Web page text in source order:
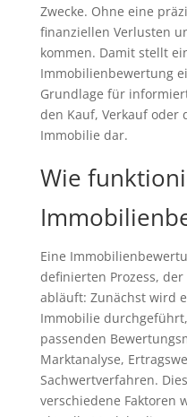
Zwecke. Ohne eine
finanziellen Verlusten
kommen. Damit stellt
Immobilienbewertung
Grundlage für
den Kauf, Verkauf oder
Immobilie dar.
Wie
Eine
definierten Prozess,
abläuft: Zunächst wird
Immobilie
passenden
Marktanalyse,
Sachwertverfahren.
verschiedene Faktoren